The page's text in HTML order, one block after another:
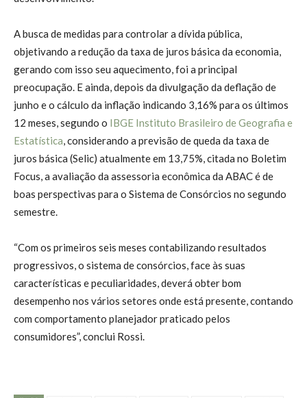
A busca de medidas para controlar a dívida pública,
objetivando a redução da taxa de juros básica da economia,
gerando com isso seu aquecimento, foi a principal
preocupação. E ainda, depois da divulgação da deflação de
junho e o cálculo da inflação indicando 3,16% para os últimos
12 meses, segundo o IBGE Instituto Brasileiro de Geografia e
Estatística, considerando a previsão de queda da taxa de
juros básica (Selic) atualmente em 13,75%, citada no Boletim
Focus, a avaliação da assessoria econômica da ABAC é de
boas perspectivas para o Sistema de Consórcios no segundo
semestre.
“Com os primeiros seis meses contabilizando resultados
progressivos, o sistema de consórcios, face às suas
características e peculiaridades, deverá obter bom
desempenho nos vários setores onde está presente, contando
com comportamento planejador praticado pelos
consumidores”, conclui Rossi.